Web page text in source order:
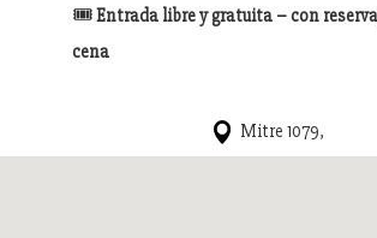
🎟️Entrada libre y gratuita – con
cena
Mitre 1079,